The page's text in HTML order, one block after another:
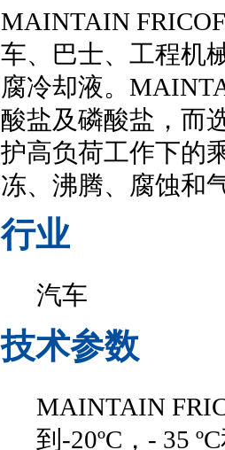
MAINTAIN
车、巴士、工程机
腐冷却液。
酸盐及磷酸盐，而
护高负荷工作下的
冻、沸腾、腐蚀和
行业
汽车
技术参数
MAINTAIN
到-20ºC，- 35